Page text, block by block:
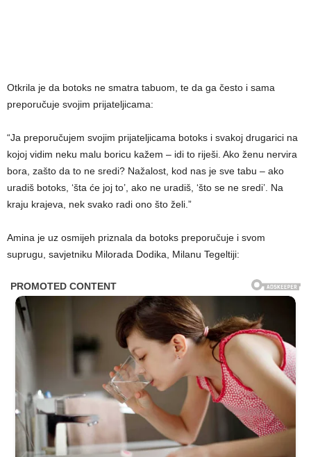
Otkrila je da botoks ne smatra tabuom, te da ga često i sama
preporučuje svojim prijateljicama:
“Ja preporučujem svojim prijateljicama botoks i svakoj drugarici na
kojoj vidim neku malu boricu kažem – idi to riješi. Ako ženu nervira
bora, zašto da to ne sredi? Nažalost, kod nas je sve tabu – ako
uradiš botoks, ‘šta će joj to’, ako ne uradiš, ‘što se ne sredi’. Na
kraju krajeva, nek svako radi ono što želi.”
Amina je uz osmijeh priznala da botoks preporučuje i svom
suprugu, savjetniku Milorada Dodika, Milanu Tegeltiji: